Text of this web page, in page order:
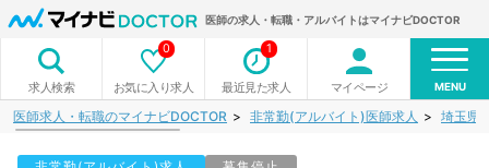
医師の求人・転職・アルバイトはマイナビDOCTOR
求人検索 お気に入り求人
0
最近見た求人
1
マイページ MENU
医師求人・転職のマイナビDOCTOR 非常勤(アルバイト)医師求人 埼玉県